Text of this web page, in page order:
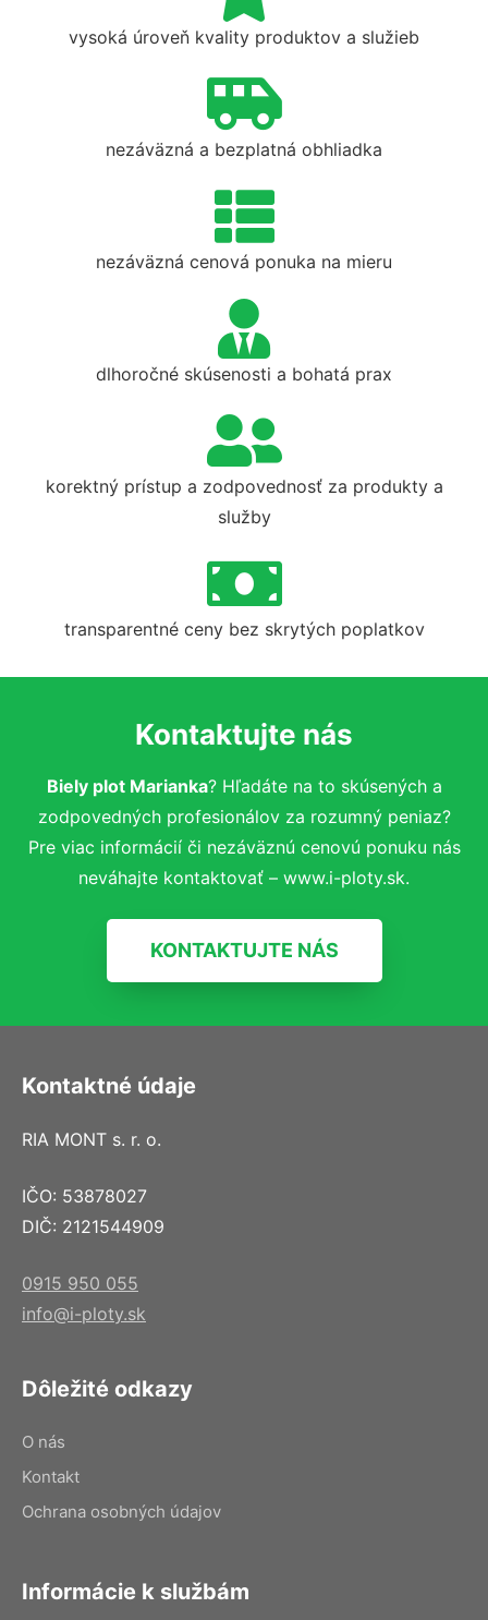
vysoká úroveň kvality produktov a služieb
nezáväzná a bezplatná obhliadka
nezáväzná cenová ponuka na mieru
dlhoročné skúsenosti a bohatá prax
korektný prístup a zodpovednosť za produkty a
služby
transparentné ceny bez skrytých poplatkov
Kontaktujte nás
Biely plot Marianka? Hľadáte na to skúsených a
zodpovedných profesionálov za rozumný peniaz?
Pre viac informácií či nezáväznú cenovú ponuku nás
neváhajte kontaktovať – www.i-ploty.sk.
KONTAKTUJTE NÁS
Kontaktné údaje
RIA MONT s. r. o.
IČO: 53878027
DIČ: 2121544909
0915 950 055
info@i-ploty.sk
Dôležité odkazy
O nás
Kontakt
Ochrana osobných údajov
Informácie k službám